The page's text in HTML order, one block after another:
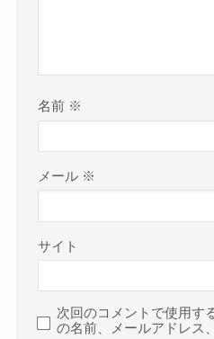
名前 ※
メール ※
サイト
次回のコメントで使用す
の名前、メールアドレス